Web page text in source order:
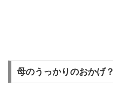
母のうっかりのおかげ？